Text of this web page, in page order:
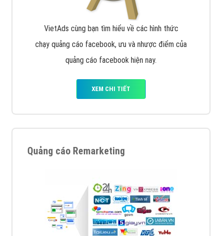
VietAds cùng bạn tìm hiểu về các hình thức
chạy quảng cáo facebook, ưu và nhược điểm của
quảng cáo facebook hiện nay.
XEM CHI TIẾT
Quảng cáo Remarketing